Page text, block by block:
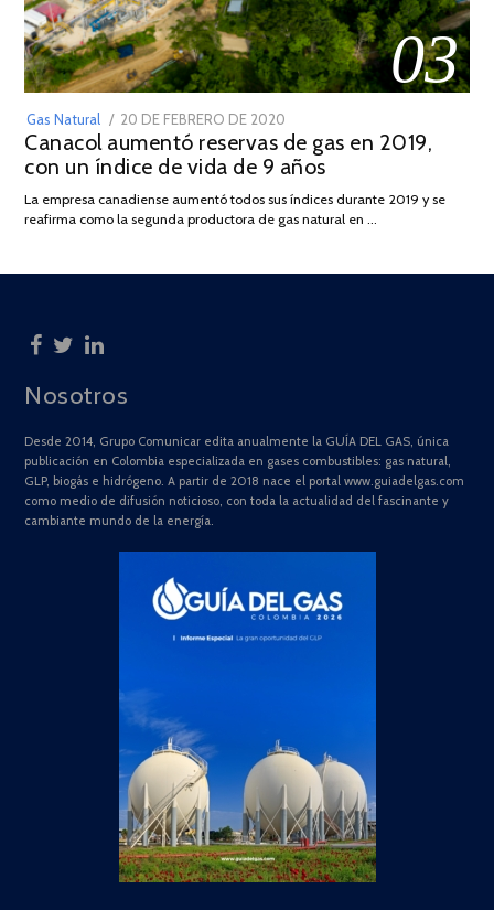
03
Gas Natural
POSTED
ON
20 DE FEBRERO DE 2020
DE
JULIO
2025
Canacol aumentó reservas de gas en 2019,
con un índice de vida de 9 años
La empresa canadiense aumentó todos sus índices durante 2019 y se
reafirma como la segunda productora de gas natural en …
Nosotros
Desde 2014, Grupo Comunicar edita anualmente la GUÍA DEL GAS, única
publicación en Colombia especializada en gases combustibles: gas natural,
GLP, biogás e hidrógeno. A partir de 2018 nace el portal www.guiadelgas.com
como medio de difusión noticioso, con toda la actualidad del fascinante y
cambiante mundo de la energía.